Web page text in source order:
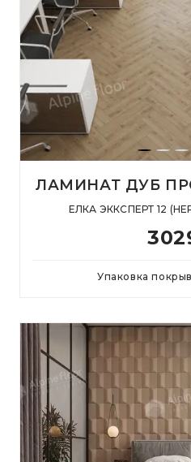
ЛАМИНАТ ДУБ
ЕЛКА ЭККСПЕРТ 12
Упаковка